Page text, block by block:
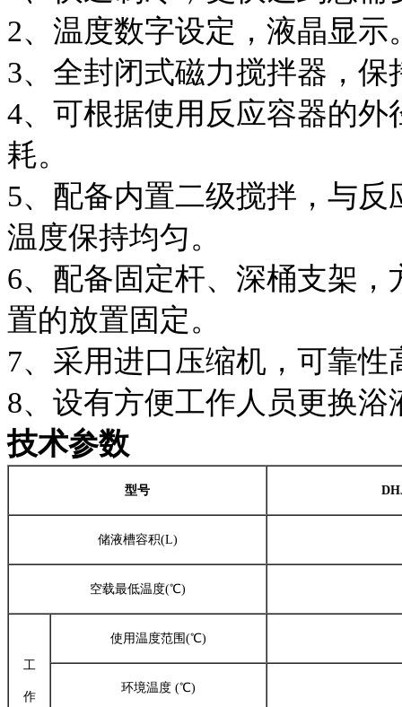
2、温度数字设定，液晶显
3、全封闭式磁力搅拌器，
4、可根据使用反应容器的
耗。
5、配备内置二级搅拌，与
温度保持均匀。
6、配备固定杆、深桶支架
置的放置固定。
7、采用进口压缩机，可靠
8、设有方便工作人员更换浴
技术参数
型号
储液槽容积(L)
空载最低温度(℃)
工
作
使用温度范围(℃)
环境温度 (℃)